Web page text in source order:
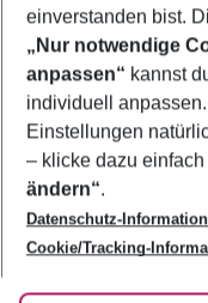
Footer
Footer navigation
Über uns
AGB
Bestpreisgarantie
Cookie-Einstellungen
Cookie-Richtlinie
Agenturbetreuung
Barrierefreies Reisen
Folge uns
einverstanden bist.
„Nur notwendige
anpassen“ kannst
individuell
Einstellungen
– klicke dazu
ändern“.
Datenschutz-
Cookie/Tracking-